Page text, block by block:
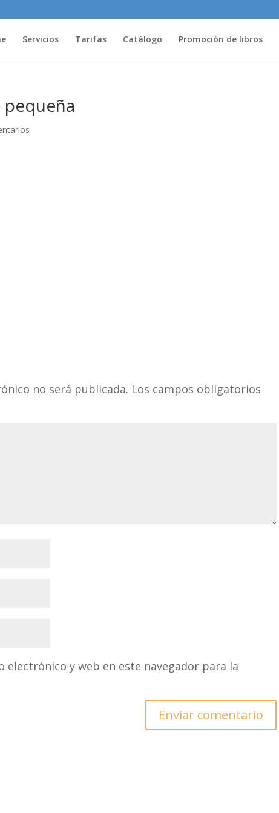
Servicios Tarifas Catálogo Promoción de libros
no será publicada. Los campos obligatorios
electrónico y web en este navegador para la